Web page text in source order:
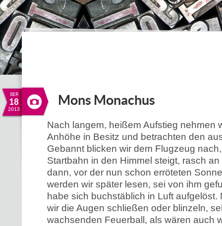
SEP.
18
2013
Mons Monachus
Nach langem, heißem Aufstieg nehmen
Anhöhe in Besitz und betrachten den
Gebannt blicken wir dem Flugzeug
Startbahn in den Himmel steigt, rasch
dann, vor der nun schon erröteten
werden wir später lesen, sei von ihm
habe sich buchstäblich in Luft aufgelöst.
wir die Augen schließen oder blinzeln,
wachsenden Feuerball, als wären auch